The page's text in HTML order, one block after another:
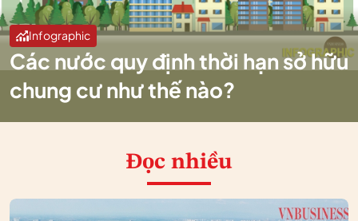
Infographic
Các nước quy định thời hạn sở hữu
chung cư như thế nào?
Đọc nhiều